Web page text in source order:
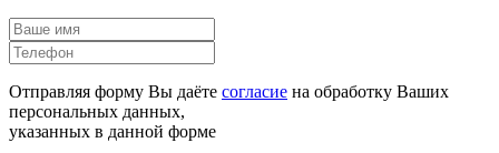
Отправляя форму Вы даёте согласие на обработку Ваших
персональных данных,
указанных в данной форме